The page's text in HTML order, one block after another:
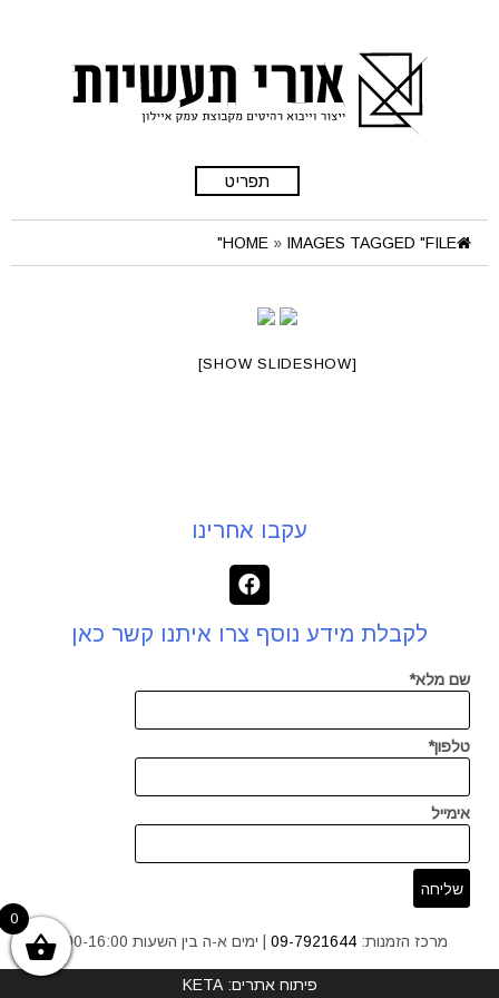
תפריט
HOME » IMAGES TAGGED "FILE"
[SHOW SLIDESHOW]
עקבו אחרינו
לקבלת מידע נוסף צרו איתנו קשר כאן
שם מלא*
טלפון*
אימייל
מרכז הזמנות: 09-7921644 | ימים א-ה בין השעות 9:00-16:00
0
פיתוח אתרים: KETA